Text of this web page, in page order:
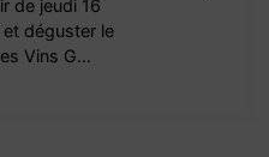
de jeudi 16
déguster le
Vins G…